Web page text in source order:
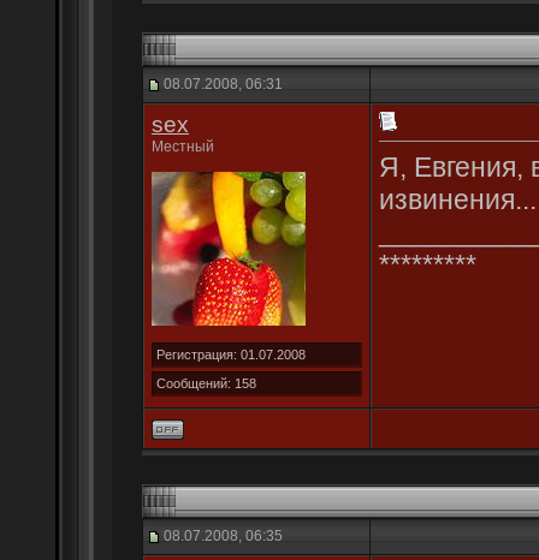
08.07.2008, 06:31
sex
Местный
Регистрация: 01.07.2008
Сообщений: 158
Я, Евгения,
*********
08.07.2008, 06:35